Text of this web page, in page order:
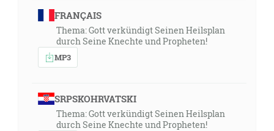
FRANÇAIS
Thema: Gott verkündigt Seinen Heilsplan
durch Seine Knechte und Propheten!
MP3
SRPSKOHRVATSKI
Thema: Gott verkündigt Seinen Heilsplan
durch Seine Knechte und Propheten!